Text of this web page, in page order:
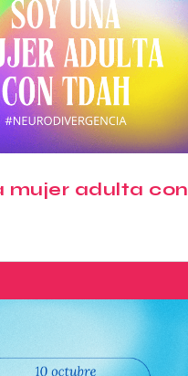
mujer adulta con